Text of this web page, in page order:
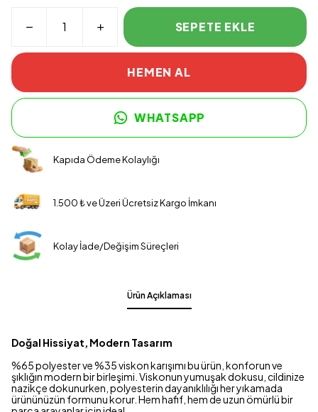
SEPETE EKLE
HEMEN AL
WHATSAPP
Kapıda Ödeme Kolaylığı
1.500 ₺ ve Üzeri Ücretsiz Kargo İmkanı
Kolay İade/Değişim Süreçleri
Ürün Açıklaması
Doğal Hissiyat, Modern Tasarım
%65 polyester ve %35 viskon karışımı bu ürün, konforun ve
şıklığın modern bir birleşimi. Viskonun yumuşak dokusu, cildinize
nazikçe dokunurken, polyesterin dayanıklılığı her yıkamada
ürününüzün formunu korur. Hem hafif, hem de uzun ömürlü bir